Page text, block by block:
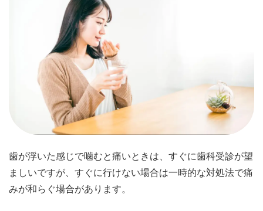
歯が浮いた感じで噛むと痛いときは、すぐに歯科受診が望
ましいですが、すぐに行けない場合は一時的な対処法で痛
みが和らぐ場合があります。